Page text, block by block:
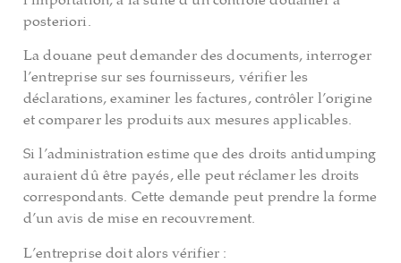
posteriori.
La douane peut demander des documents, interroger
l’entreprise sur ses fournisseurs, vérifier les
déclarations, examiner les factures, contrôler l’origine
et comparer les produits aux mesures applicables.
Si l’administration estime que des droits antidumping
auraient dû être payés, elle peut réclamer les droits
correspondants. Cette demande peut prendre la forme
d’un avis de mise en recouvrement.
L’entreprise doit alors vérifier :